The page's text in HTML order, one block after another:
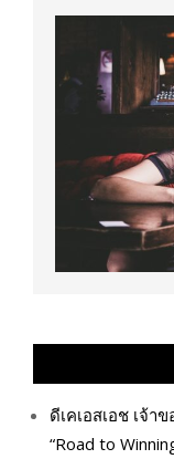
ดีเคเอสเอช เจ้
“Road to